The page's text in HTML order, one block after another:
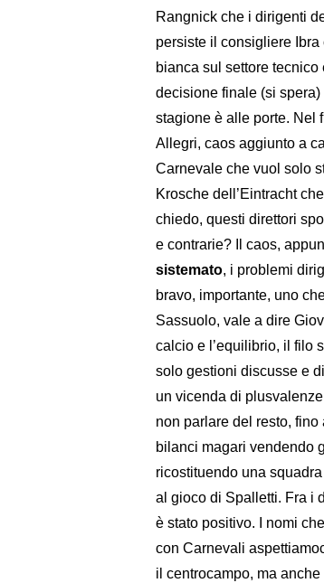
Rangnick che i dirigenti
persiste il consigliere
bianca sul settore
decisione finale (si
stagione è alle porte. Nel
Allegri, caos aggiunto a
Carnevale che vuol solo
Krosche dell’Eintracht
chiedo, questi direttori
e contrarie? Il caos,
sistemato, i problemi
bravo, importante, uno
Sassuolo, vale a dire
calcio e l’equilibrio, il filo
solo gestioni discusse e
un vicenda di
non parlare del resto,
bilanci magari vendendo
ricostituendo una
al gioco di Spalletti. Fra i
è stato positivo. I nomi
con Carnevali
il centrocampo, ma